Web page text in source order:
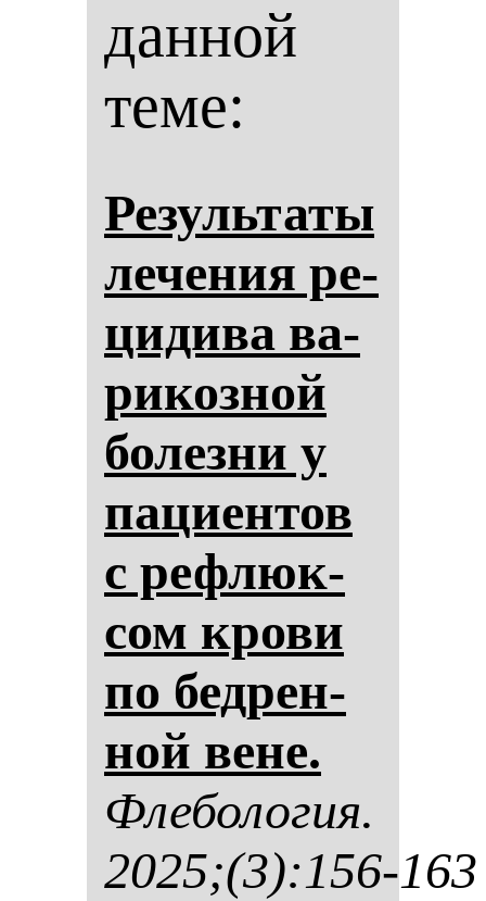
данной
теме:
Ре­зуль­та­ты
ле­че­ния ре­
ци­ди­ва ва­
ри­коз­ной
бо­лез­ни у
па­ци­ен­тов
с реф­люк­
сом кро­ви
по бед­рен­
ной ве­не.
Фле­бо­ло­гия.
2025;(3):156-163